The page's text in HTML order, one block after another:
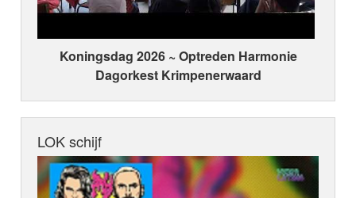
Koningsdag 2026 ~ Optreden Harmonie
Dagorkest Krimpenerwaard
LOK schijf